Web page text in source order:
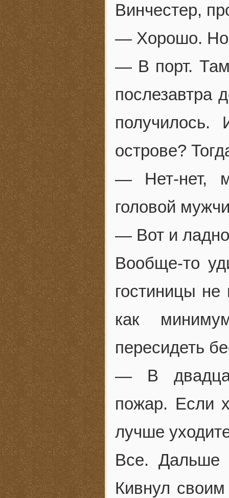
Винчестер,
— Хорошо. Но
— В порт. Там
послезавтра
острове?
— Нет-нет,
головой
— Вот и
Вообще-то
гостиницы
как
пересидеть
— В
пожар. Если
лучше
Все. Дальше
Кивнул